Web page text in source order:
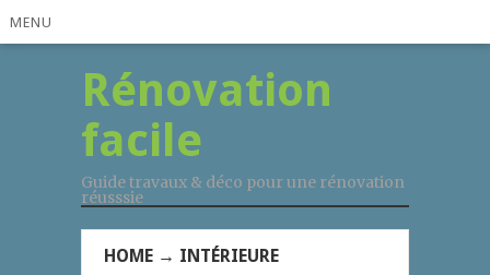
MENU
Rénovation
facile
Guide travaux & déco pour une rénovation
réusssie
HOME → INTÉRIEURE